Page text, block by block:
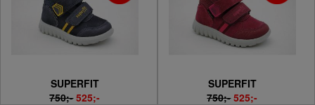
SUPERFIT
750;- 525;-
SUPERFIT
750;- 525;-